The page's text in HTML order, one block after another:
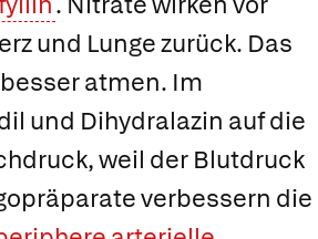
und Lunge zurück. Das
atmen. Im
und Dihydralazin auf die
weil der Blutdruck
verbessern die